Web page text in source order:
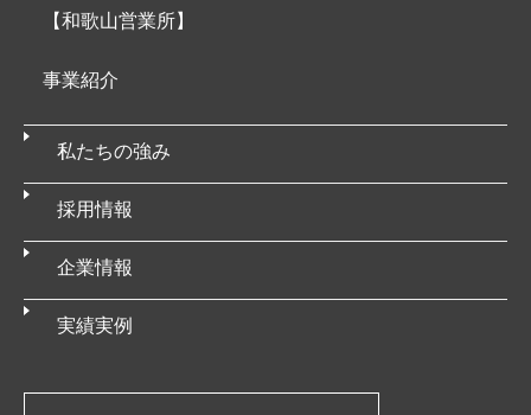
【和歌山営業所】
事業紹介
私たちの強み
採用情報
企業情報
実績実例